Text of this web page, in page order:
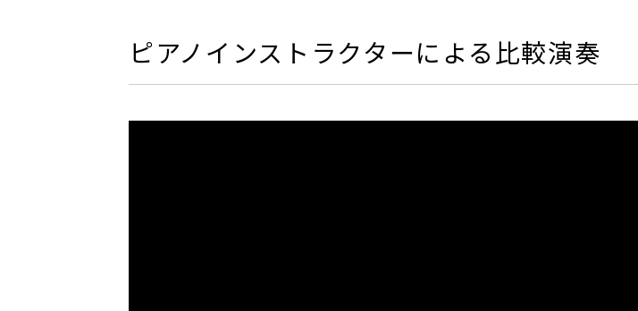
ピアノインストラクターによる比較演奏